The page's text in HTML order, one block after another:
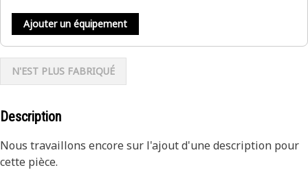
Ajouter un équipement
N'EST PLUS FABRIQUÉ
Description
Nous travaillons encore sur l'ajout d'une description pour
cette pièce.